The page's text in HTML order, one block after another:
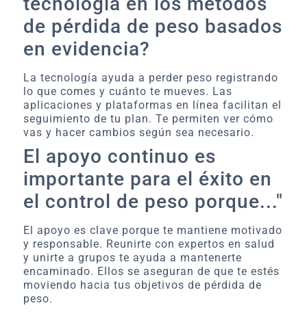
de pérdida de peso basados
en evidencia?
La tecnología ayuda a perder peso registrando
lo que comes y cuánto te mueves. Las
aplicaciones y plataformas en línea facilitan el
seguimiento de tu plan. Te permiten ver cómo
vas y hacer cambios según sea necesario.
El apoyo continuo es
importante para el éxito en
el control de peso porque..."
El apoyo es clave porque te mantiene motivado
y responsable. Reunirte con expertos en salud
y unirte a grupos te ayuda a mantenerte
encaminado. Ellos se aseguran de que te estés
moviendo hacia tus objetivos de pérdida de
peso.